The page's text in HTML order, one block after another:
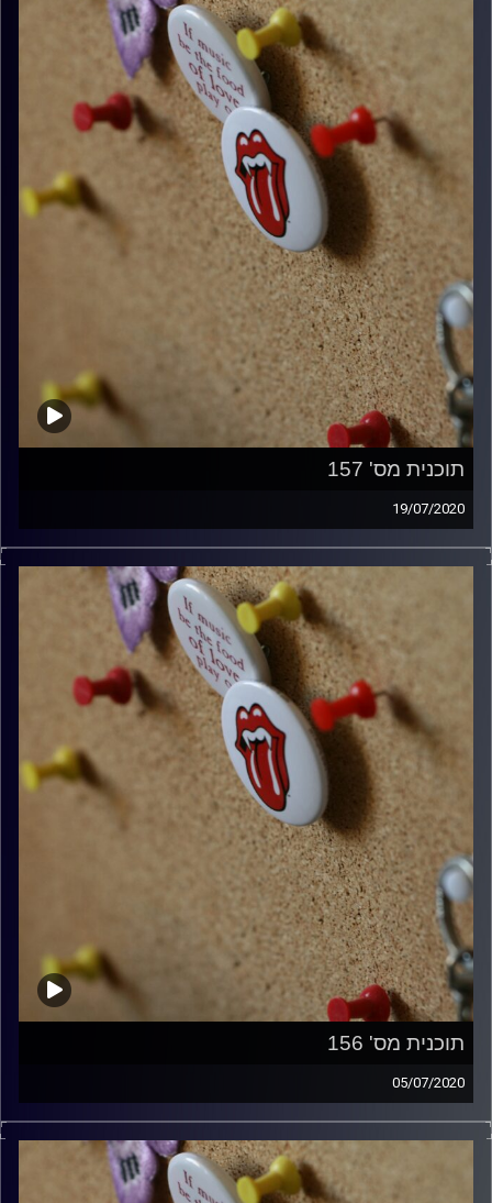
תוכנית מס' 157
19/07/2020
קלאסיקות רוק עם אורן הוף.
włodi
תוכנית מס' 156
05/07/2020
קלאסיקות רוק עם אורן הוף.
włodi